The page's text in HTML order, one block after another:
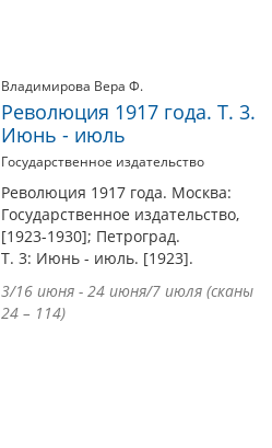
Владимирова Вера Ф.
Революция 1917 года. Т. 3.
Июнь - июль
Государственное издательство
Революция 1917 года. Москва:
Государственное издательство,
[1923-1930]; Петроград.
Т. 3: Июнь - июль. [1923].
3/16 июня - 24 июня/7 июля (сканы
24 – 114)